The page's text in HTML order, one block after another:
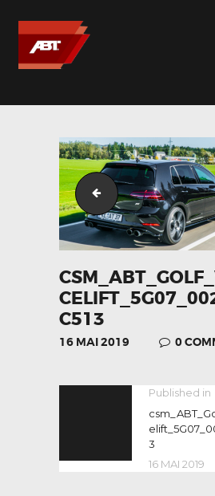
ABT
MARQUES
LE SUR-MESURE
ABT
CONTACT
C513
16 MAI 2019 0
NAVIGATION
L’ARTICLE
Published in
3
16 MAI 2019